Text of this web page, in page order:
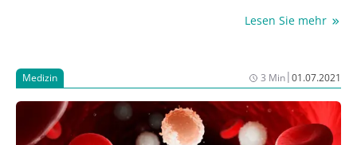
metastasierter Erkrankung eine Reihe an
häufig nicht von Dauer. In einer Übersichtsarbeit
wurden die verschiedenen Resistenzmechanismen
gegenüber den primären systemischen
Therapieoptionen wie Somatostatin-Analoga (SSA),
Lesen Sie mehr
Medizin 3 Min|01.07.2021